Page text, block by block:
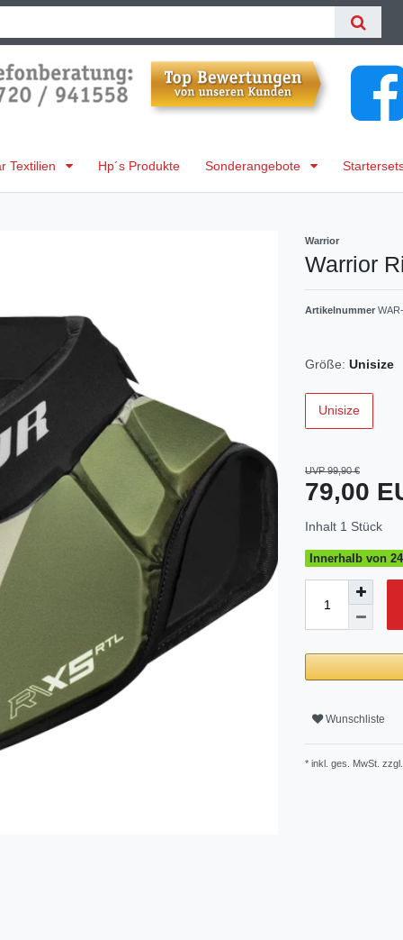
Textilien Hp´s Produkte Sonderangebote
Warrior
Warrior
Artikelnummer
Größe: Unisize
Unisize
UVP 99,90 €
79,00
Inhalt 1 Stück
Innerhalb von
Wunschliste
* inkl. ges. MwSt. zzgl.